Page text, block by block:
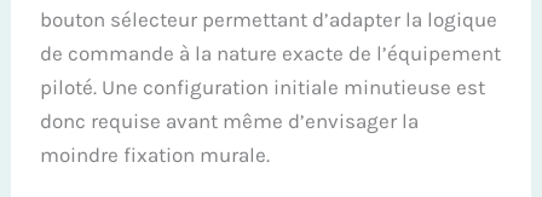
bouton sélecteur permettant d’adapter la logique
de commande à la nature exacte de l’équipement
piloté. Une configuration initiale minutieuse est
donc requise avant même d’envisager la
moindre fixation murale.